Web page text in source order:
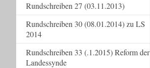
Rundschreiben 27 (03.11.2013)
Rundschreiben 30 (08.01.2014) zu LS
2014
Rundschreiben 33 (.1.2015) Reform der
Landessynde